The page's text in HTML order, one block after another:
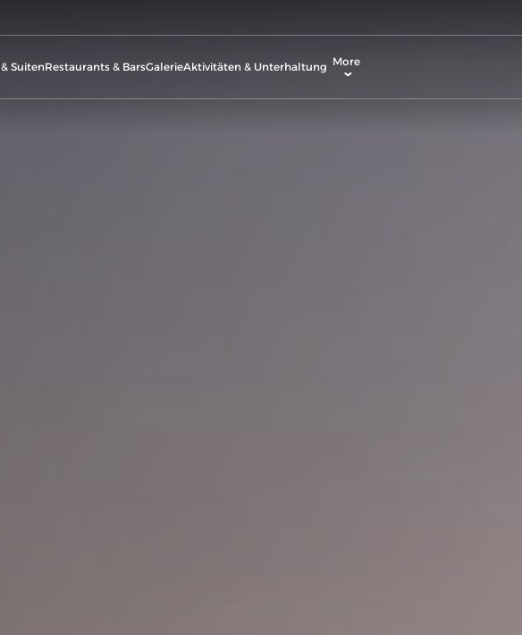
SuitenRestaurants & BarsGalerieAktivitäten & Unterhaltung More
Buchung Ändern